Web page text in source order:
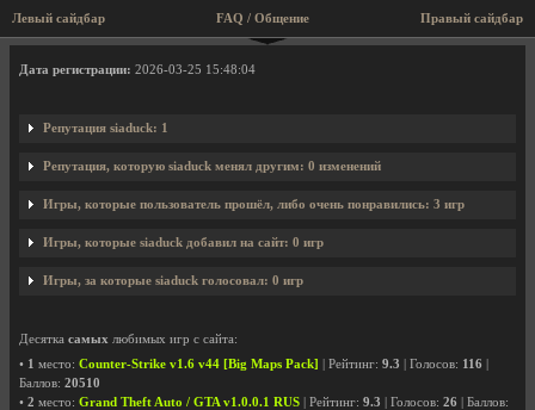
Левый сайдбар Правый сайдбар
FAQ / Общение
Профиль пользователя siaduck
Дата регистрации: 2026-03-25 15:48:04
Репутация siaduck: 1
Репутация, которую siaduck менял другим: 0 изменений
Игры, которые пользователь прошёл, либо очень понравились: 3 игр
Игры, которые siaduck добавил на сайт: 0 игр
Игры, за которые siaduck голосовал: 0 игр
Десятка самых любимых игр с сайта:
• 1 место: Counter-Strike v1.6 v44 [Big Maps Pack] | Рейтинг: 9.3 | Голосов: 116
Баллов: 20510
• 2 место: Grand Theft Auto / GTA v1.0.0.1 RUS | Рейтинг: 9.3 | Голосов: 26 | Баллов: